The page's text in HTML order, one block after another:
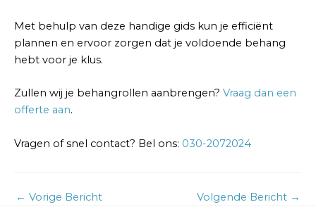
Met behulp van deze handige gids kun je efficiënt
plannen en ervoor zorgen dat je voldoende behang
hebt voor je klus.
Zullen wij je behangrollen aanbrengen? Vraag dan een
offerte aan.
Vragen of snel contact? Bel ons: 030-2072024
← Vorige Bericht Volgende Bericht →